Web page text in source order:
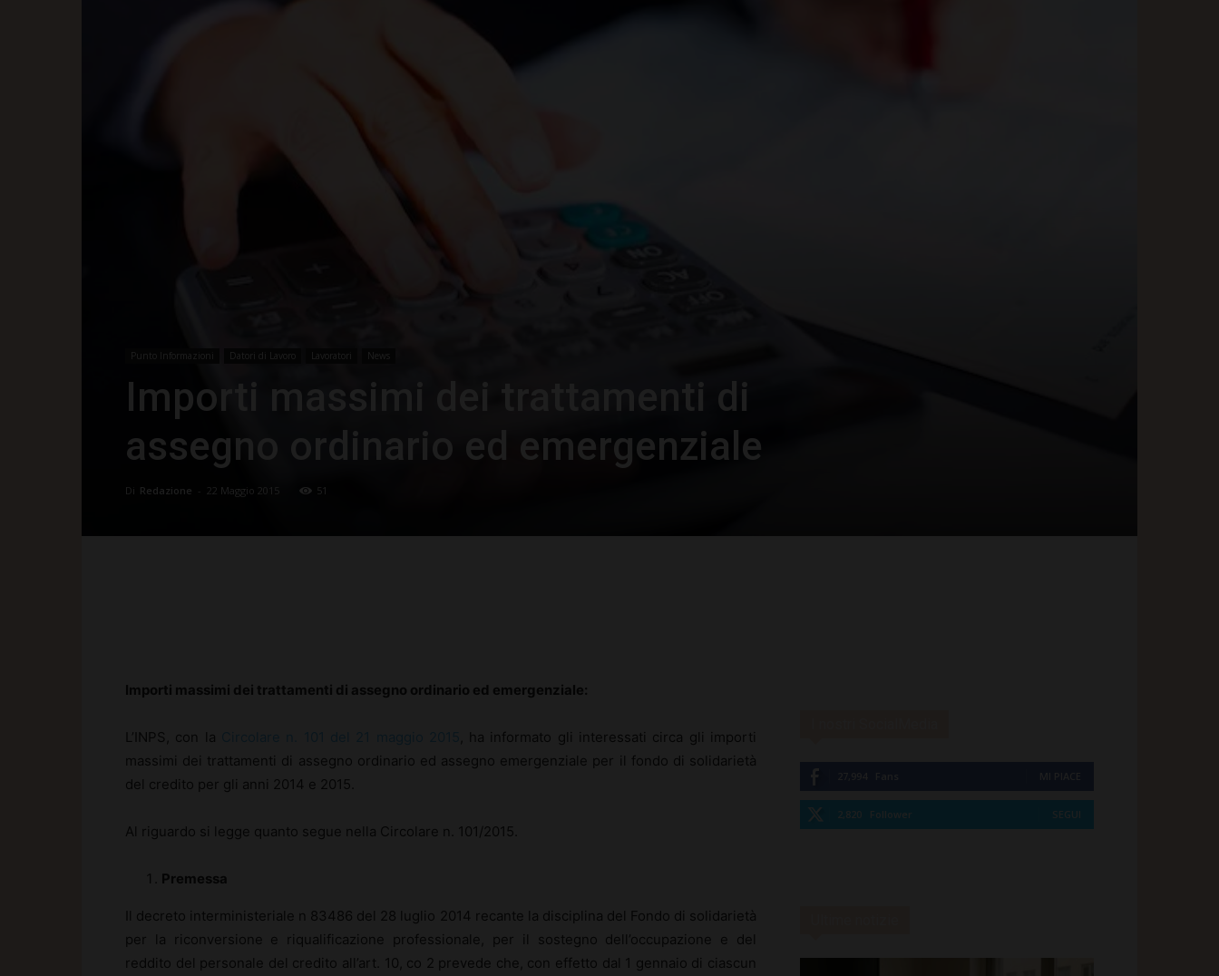
Punto Informazioni Datori di Lavoro Lavoratori News
Importi massimi dei trattamenti di
assegno ordinario ed emergenziale
Di Redazione 22 Maggio 2015 51
Importi massimi dei trattamenti di assegno ordinario ed emergenziale:
L’INPS, con la
, ha informato gli interessati circa gli importi
massimi dei trattamenti di assegno ordinario ed assegno emergenziale per il fondo di solidarietà
del credito per gli anni 2014 e 2015.
Al riguardo si legge quanto segue nella Circolare n. 101/2015.
Premessa
Il decreto interministeriale n 83486 del 28 luglio 2014 recante la disciplina del Fondo di solidarietà
per la riconversione e riqualificazione professionale, per il sostegno dell’occupazione e del
reddito del personale del credito all’art. 10, co 2 prevede che, con effetto dal 1 gennaio di ciascun
2,820 Follower SEGUI